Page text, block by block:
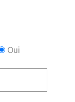
Oui